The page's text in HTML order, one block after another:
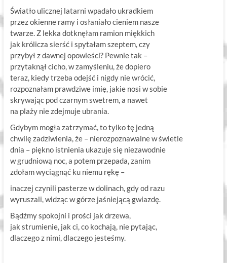
Światło ulicznej latarni wpadało ukradkiem
przez okienne ramy i osłaniało cieniem nasze
twarze. Z lekka dotknęłam ramion miękkich
jak królicza sierść i spytałam szeptem, czy
przybył z dawnej opowieści? Pewnie tak –
przytaknął cicho, w zamyśleniu, że dopiero
teraz, kiedy trzeba odejść i nigdy nie wrócić,
rozpoznałam prawdziwe imię, jakie nosi w sobie
skrywając pod czarnym swetrem, a nawet
na plaży nie zdejmuje ubrania.
Gdybym mogła zatrzymać, to tylko tę jedną
chwilę zadziwienia, że – nierozpoznawalne w świetle
dnia – piękno istnienia ukazuje się niezawodnie
w grudniową noc, a potem przepada, zanim
zdołam wyciągnąć ku niemu rękę –
inaczej czynili pasterze w dolinach, gdy od razu
wyruszali, widząc w górze jaśniejącą gwiazdę.
Bądźmy spokojni i prości jak drzewa,
jak strumienie, jak ci, co kochają, nie pytając,
dlaczego z nimi, dlaczego jesteśmy.